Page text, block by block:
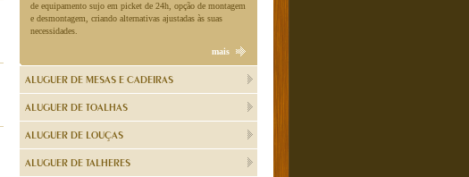
de equipamento sujo em picket de 24h, opção de montagem
e desmontagem, criando alternativas ajustadas às suas
necessidades.
mais
ALUGUER DE MESAS E CADEIRAS
ALUGUER DE TOALHAS
ALUGUER DE LOUÇAS
ALUGUER DE TALHERES